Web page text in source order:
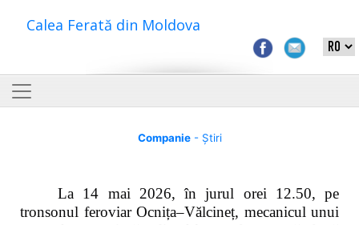
Calea Ferată din Moldova
Companie- Știri
La 14 mai 2026, în jurul orei 12.50, pe
tronsonul feroviar Ocnița–Vălcineț, mecanicul unui